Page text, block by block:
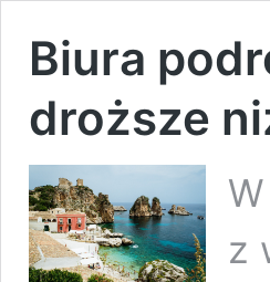
Biura
droższe
z